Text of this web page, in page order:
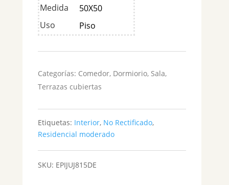
Medida
50X50
Uso
Piso
Categorías: Comedor, Dormiorio, Sala,
Terrazas cubiertas
Etiquetas: Interior, No Rectificado,
Residencial moderado
SKU: EPIJUJ815DE